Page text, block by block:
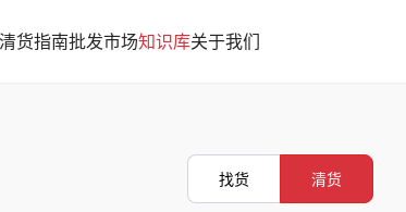
清货指南批发市场知识库关于我们
找货 清货